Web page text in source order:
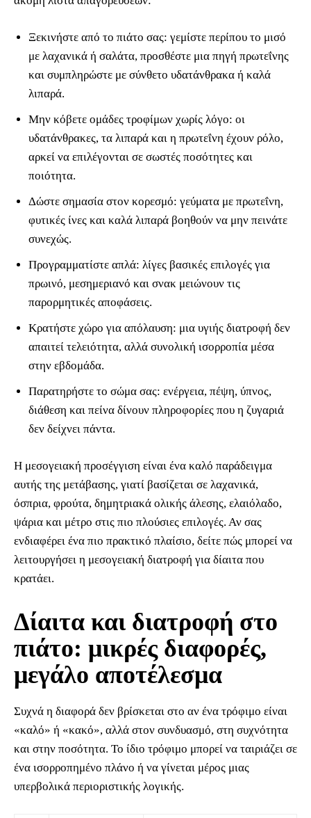
Ξεκινήστε από το πιάτο σας: γεμίστε περίπου το μισό
με λαχανικά ή σαλάτα, προσθέστε μια πηγή πρωτεΐνης
και συμπληρώστε με σύνθετο υδατάνθρακα ή καλά
λιπαρά.
Μην κόβετε ομάδες τροφίμων χωρίς λόγο: οι
υδατάνθρακες, τα λιπαρά και η πρωτεΐνη έχουν ρόλο,
αρκεί να επιλέγονται σε σωστές ποσότητες και
ποιότητα.
Δώστε σημασία στον κορεσμό: γεύματα με πρωτεΐνη,
φυτικές ίνες και καλά λιπαρά βοηθούν να μην πεινάτε
συνεχώς.
Προγραμματίστε απλά: λίγες βασικές επιλογές για
πρωινό, μεσημεριανό και σνακ μειώνουν τις
παρορμητικές αποφάσεις.
Κρατήστε χώρο για απόλαυση: μια υγιής διατροφή δεν
απαιτεί τελειότητα, αλλά συνολική ισορροπία μέσα
στην εβδομάδα.
Παρατηρήστε το σώμα σας: ενέργεια, πέψη, ύπνος,
διάθεση και πείνα δίνουν πληροφορίες που η ζυγαριά
δεν δείχνει πάντα.
Η μεσογειακή προσέγγιση είναι ένα καλό παράδειγμα
αυτής της μετάβασης, γιατί βασίζεται σε λαχανικά,
όσπρια, φρούτα, δημητριακά ολικής άλεσης, ελαιόλαδο,
ψάρια και μέτρο στις πιο πλούσιες επιλογές. Αν σας
ενδιαφέρει ένα πιο πρακτικό πλαίσιο, δείτε πώς μπορεί να
λειτουργήσει η μεσογειακή διατροφή για δίαιτα που
κρατάει.
Δίαιτα και διατροφή στο
πιάτο: μικρές διαφορές,
μεγάλο αποτέλεσμα
Συχνά η διαφορά δεν βρίσκεται στο αν ένα τρόφιμο είναι
«καλό» ή «κακό», αλλά στον συνδυασμό, στη συχνότητα
και στην ποσότητα. Το ίδιο τρόφιμο μπορεί να ταιριάζει σε
ένα ισορροπημένο πλάνο ή να γίνεται μέρος μιας
υπερβολικά περιοριστικής λογικής.